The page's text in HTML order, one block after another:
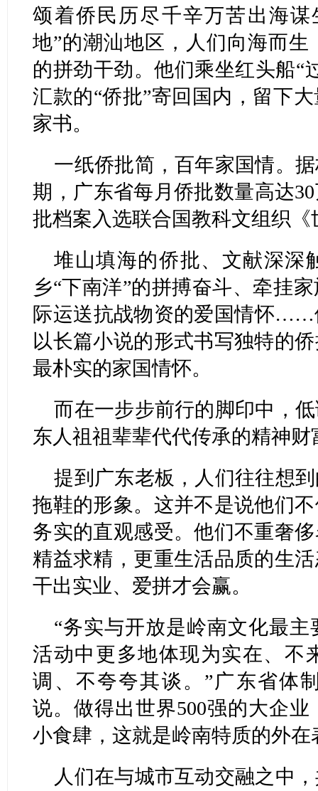
颂着侨民历尽千辛万苦出海
地”的潮汕地区，人们向海而
的拼劲干劲。他们乘坐红头船“
汇款的“侨批”寄回国内，留下
家书。
一纸侨批简，百年家国情。
期，广东省每月侨批数量高达
批档案入选联合国教科文组织
堆山填海的侨批、文献深深
乡“下南洋”的拼搏奋斗、牵挂
际运送抗战物资的爱国情怀……
以长篇小说的形式书写独特的
最朴实的家国情怀。
而在一步步前行的脚印中，
东人祖祖辈辈代代传承的精神财
提到广东老板，人们往往想
拖鞋的形象。这并不是说他们
务实的直观感受。他们不重奢
精益求精，更重生活品质的生
干出实业、爱拼才会赢。
“务实与开放是岭南文化最
活动中更多地体现为实在、不
调、不夸夸其谈。”广东省体
说。做得出世界500强的大企
小食肆，这就是岭南特质的外在
人们在与城市互动交融之中